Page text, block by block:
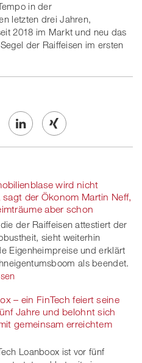
in der
letzten drei Jahren,
2018 im Markt und neu das
der Raiffeisen im ersten
Share
linkedin
Share
Xing
wird nicht
sagt der Ökonom Martin Neff,
aber schon
der Raiffeisen attestiert der
sieht weiterhin
Eigenheimpreise und erklärt
als beendet.
– ein FinTech feiert seine
Jahre und belohnt sich
gemeinsam erreichtem
Loanboox ist vor fünf